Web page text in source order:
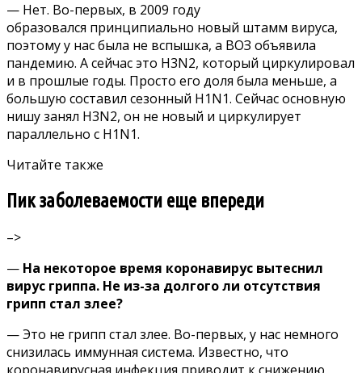
— Нет. Во-первых, в 2009 году
образовался принципиально новый штамм вируса,
поэтому у нас была не вспышка, а ВОЗ объявила
пандемию. А сейчас это H3N2, который циркулировал
и в прошлые годы. Просто его доля была меньше, а
большую составил сезонный H1N1. Сейчас основную
нишу занял H3N2, он не новый и циркулирует
параллельно с H1N1.
Читайте также
Пик заболеваемости еще впереди
–>
— На некоторое время коронавирус вытеснил
вирус гриппа. Не из-за долгого ли отсутствия
грипп стал злее?
— Это не грипп стал злее. Во-первых, у нас немного
снизилась иммунная система. Известно, что